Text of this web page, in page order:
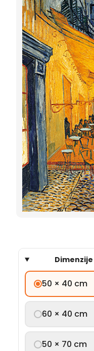
Dimenzije
50 × 40 cm
60 × 40 cm
50 × 70 cm